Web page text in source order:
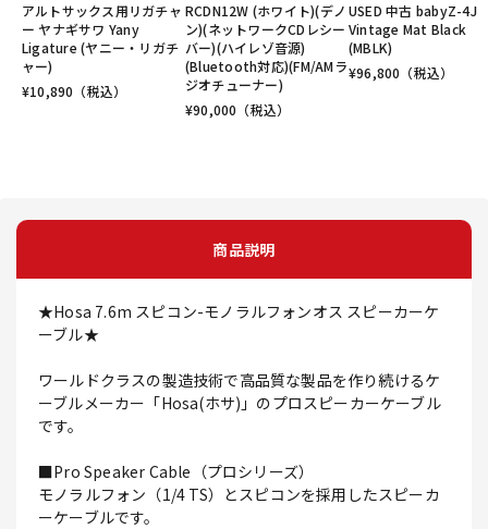
アルトサックス用リガチャ
ー ヤナギサワ Yany
Ligature (ヤニー・リガチ
ャー)
¥10,890 （税込）
RCDN12W (ホワイト)(デノ
ン)(ネットワークCDレシー
バー)(ハイレゾ音源)
(Bluetooth対応)(FM/AMラ
ジオチューナー)
¥90,000 （税込）
USED 中古 babyZ-4J
Vintage Mat Black
(MBLK)
¥96,800 （税込）
商品説明
★Hosa 7.6m スピコン-モノラルフォンオス スピーカーケ
ーブル★
ワールドクラスの製造技術で高品質な製品を作り続けるケ
ーブルメーカー「Hosa(ホサ)」のプロスピーカーケーブル
です。
■Pro Speaker Cable（プロシリーズ）
モノラルフォン（1/4 TS）とスピコンを採用したスピーカ
ーケーブルです。